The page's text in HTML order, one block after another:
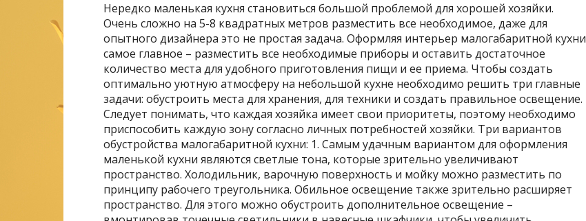
Нередко маленькая кухня становиться большой проблемой для хорошей хозяйки.
Очень сложно на 5-8 квадратных метров разместить все необходимое, даже для
опытного дизайнера это не простая задача. Оформляя интерьер малогабаритной кухни
самое главное – разместить все необходимые приборы и оставить достаточное
количество места для удобного приготовления пищи и ее приема. Чтобы создать
оптимально уютную атмосферу на небольшой кухне необходимо решить три главные
задачи: обустроить места для хранения, для техники и создать правильное освещение.
Следует понимать, что каждая хозяйка имеет свои приоритеты, поэтому необходимо
приспособить каждую зону согласно личных потребностей хозяйки. Три вариантов
обустройства малогабаритной кухни: 1. Самым удачным вариантом для оформления
маленькой кухни являются светлые тона, которые зрительно увеличивают
пространство. Холодильник, варочную поверхность и мойку можно разместить по
принципу рабочего треугольника. Обильное освещение также зрительно расширяет
пространство. Для этого можно обустроить дополнительное освещение –